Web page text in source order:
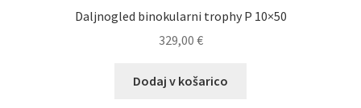
Daljnogled binokularni trophy P 10×50
329,00 €
Dodaj v košarico